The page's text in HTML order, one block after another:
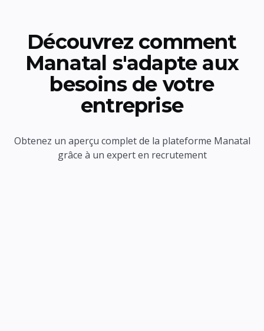
Découvrez comment
Manatal s'adapte aux
besoins de votre
entreprise
Obtenez un aperçu complet de la plateforme Manatal
grâce à un expert en recrutement